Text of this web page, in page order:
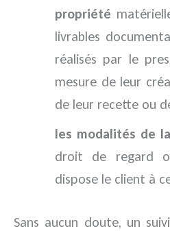
propriété
livrables
réalisés par le
mesure de leur
de leur recette ou
les modalités de
droit de regard
dispose le client à
Sans aucun doute, un